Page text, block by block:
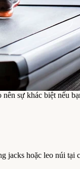
sự khác biệt nếu
jacks hoặc leo núi